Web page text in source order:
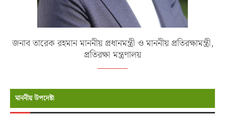
জনাব তারেক রহমান মাননীয় প্রধানমন্ত্রী ও মাননীয় প্রতিরক্ষামন্ত্রী,
প্রতিরক্ষা মন্ত্রণালয়
মাননীয় উপদেষ্টা